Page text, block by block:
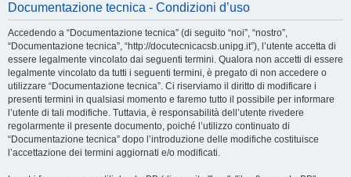
Documentazione tecnica - Condizioni d’uso
Accedendo a “Documentazione tecnica” (di seguito “noi”, “nostro”,
“Documentazione tecnica”, “http://docutecnicacsb.unipg.it”), l’utente accetta di
essere legalmente vincolato dai seguenti termini. Qualora non accetti di essere
legalmente vincolato da tutti i seguenti termini, è pregato di non accedere o
utilizzare “Documentazione tecnica”. Ci riserviamo il diritto di modificare i
presenti termini in qualsiasi momento e faremo tutto il possibile per informare
l’utente di tali modifiche. Tuttavia, è responsabilità dell’utente rivedere
regolarmente il presente documento, poiché l’utilizzo continuato di
“Documentazione tecnica” dopo l’introduzione delle modifiche costituisce
l’accettazione dei termini aggiornati e/o modificati.